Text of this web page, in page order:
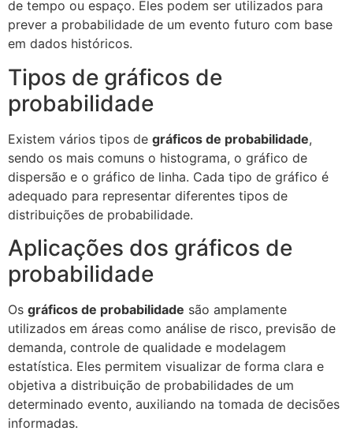
de tempo ou espaço. Eles podem ser utilizados para
prever a probabilidade de um evento futuro com base
em dados históricos.
Tipos de gráficos de
probabilidade
Existem vários tipos de gráficos de probabilidade,
sendo os mais comuns o histograma, o gráfico de
dispersão e o gráfico de linha. Cada tipo de gráfico é
adequado para representar diferentes tipos de
distribuições de probabilidade.
Aplicações dos gráficos de
probabilidade
Os gráficos de probabilidade são amplamente
utilizados em áreas como análise de risco, previsão de
demanda, controle de qualidade e modelagem
estatística. Eles permitem visualizar de forma clara e
objetiva a distribuição de probabilidades de um
determinado evento, auxiliando na tomada de decisões
informadas.